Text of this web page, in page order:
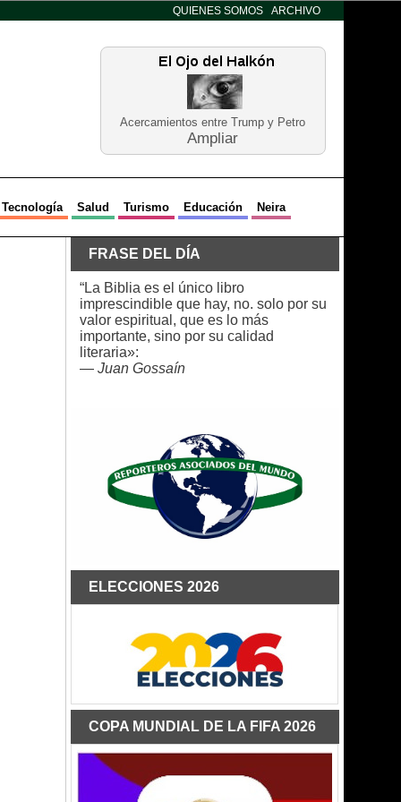
QUIENES SOMOS ARCHIVO
Acercamientos entre Trump y Petro
Ampliar
Tecnología Salud Turismo Educación Neira
FRASE DEL DÍA
“La Biblia es el único libro
imprescindible que hay, no. solo por su
valor espiritual, que es lo más
importante, sino por su calidad
literaria»:
— Juan Gossaín
ELECCIONES 2026
COPA MUNDIAL DE LA FIFA 2026